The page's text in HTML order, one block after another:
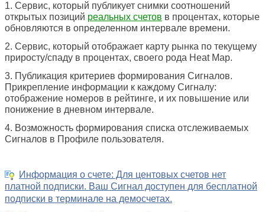
1. Сервис, который публикует снимки соотношений
открытых позиций реальных счетов в процентах, которые
обновляются в определенном интервале времени.
2. Сервис, который отображает карту рынка по текущему
приросту/спаду в процентах, своего рода Heat Map.
3. Публикация критериев формирования Сигналов.
Прикрепление информации к каждому Сигналу:
отображение номеров в рейтинге, и их повышение или
понижение в дневном интервале.
4. Возможность формирования списка отслеживаемых
Сигналов в Профиле пользователя.
Информация о счете: Для центовых счетов нет
платной подписки. Ваш Сигнал доступен для бесплатной
подписки в терминале на демосчетах.